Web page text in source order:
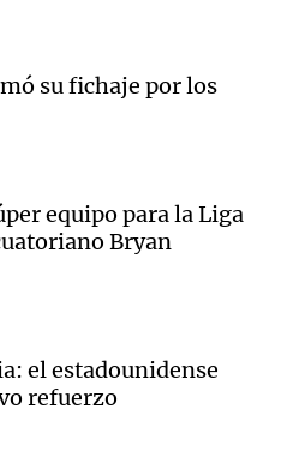
su fichaje por los
equipo para la Liga
Bryan
el estadounidense
refuerzo
La Sole en
Cadena 3